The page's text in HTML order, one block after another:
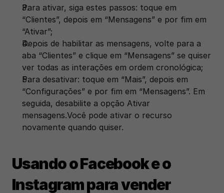
Para ativar, siga estes passos: toque em
“Clientes”, depois em “Mensagens” e por fim em
“Ativar”;
Depois de habilitar as mensagens, volte para a
aba “Clientes” e clique em “Mensagens” se quiser
ver todas as interações em ordem cronológica;
Para desativar: toque em “Mais”, depois em
“Configurações” e por fim em “Mensagens”. Em
seguida, desabilite a opção Ativar
mensagens.Você pode ativar o recurso
novamente quando quiser.
Usando o Facebook e o
Instagram para vender